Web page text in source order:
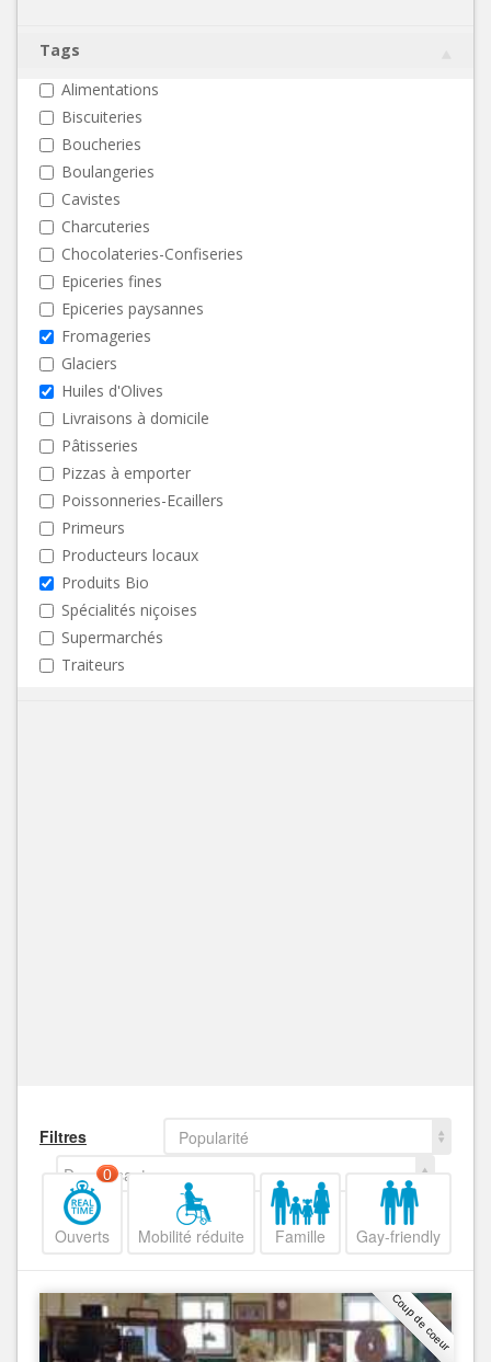
Tags
Alimentations
Biscuiteries
Boucheries
Boulangeries
Cavistes
Charcuteries
Chocolateries-Confiseries
Epiceries fines
Epiceries paysannes
Fromageries
Glaciers
Huiles d'Olives
Livraisons à domicile
Pâtisseries
Pizzas à emporter
Poissonneries-Ecaillers
Primeurs
Producteurs locaux
Produits Bio
Spécialités niçoises
Supermarchés
Traiteurs
Filtres
Popularité
Decroissant
Ouverts
0
Mobilité réduite Famille Gay-friendly
Coup de coeur